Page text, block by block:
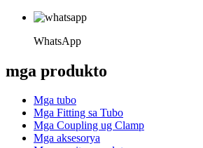
WhatsApp
mga produkto
Mga tubo
Mga Fitting sa Tubo
Mga Coupling ug Clamp
Mga aksesorya